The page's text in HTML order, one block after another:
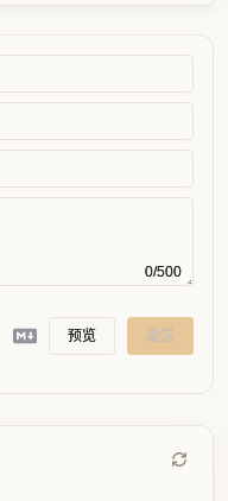
0/500
预览 发送